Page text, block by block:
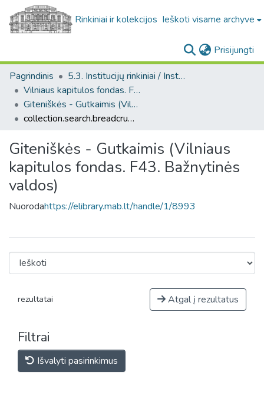
Rinkiniai ir kolekcijos Ieškoti visame archyve
Prisijungti
Pagrindinis
5.3. Institucijų rinkiniai / Institutional collections
Vilniaus kapitulos fondas. F43
Giteniškės - Gutkaimis (Vilniaus kapitulos fondas. F43. Bažnytinės valdos)
collection.search.breadcrumbs
Giteniškės - Gutkaimis (Vilniaus
kapitulos fondas. F43. Bažnytinės
valdos)
Nuorodahttps://elibrary.mab.lt/handle/1/8993
rezultatai Atgal į rezultatus
Filtrai
Išvalyti pasirinkimus